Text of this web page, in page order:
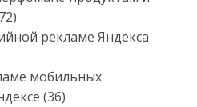
рекламе Яндекса
мобильных
(36)